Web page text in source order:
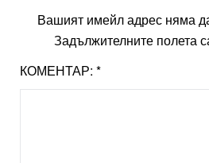
Вашият имейл адрес няма
Задължителните полета
КОМЕНТАР: *